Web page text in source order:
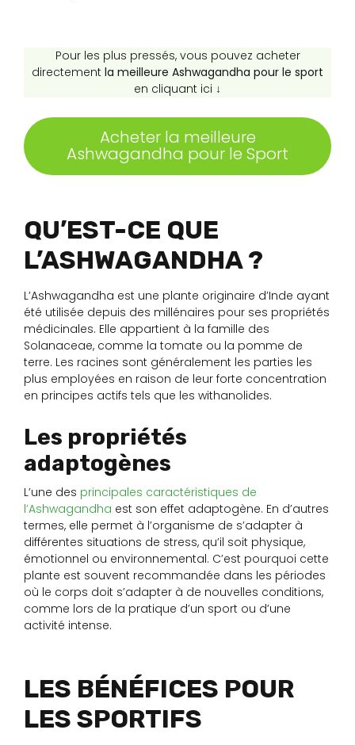
Pour les plus pressés, vous pouvez acheter
directement la meilleure Ashwagandha pour le sport
en cliquant ici ↓
Acheter la meilleure
Ashwagandha pour le Sport
QU’EST-CE QUE
L’ASHWAGANDHA ?
L’Ashwagandha est une plante originaire d’Inde ayant
été utilisée depuis des millénaires pour ses propriétés
médicinales. Elle appartient à la famille des
Solanaceae, comme la tomate ou la pomme de
terre. Les racines sont généralement les parties les
plus employées en raison de leur forte concentration
en principes actifs tels que les withanolides.
Les propriétés
adaptogènes
L’une des principales caractéristiques de
l’Ashwagandha est son effet adaptogène. En d’autres
termes, elle permet à l’organisme de s’adapter à
différentes situations de stress, qu’il soit physique,
émotionnel ou environnemental. C’est pourquoi cette
plante est souvent recommandée dans les périodes
où le corps doit s’adapter à de nouvelles conditions,
comme lors de la pratique d’un sport ou d’une
activité intense.
LES BÉNÉFICES POUR
LES SPORTIFS